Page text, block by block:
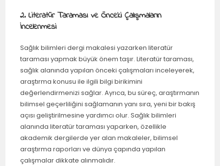
2. Literatür Taraması ve Önceki Çalışmaların
İncelenmesi
Sağlık bilimleri dergi makalesi yazarken literatür
taraması yapmak büyük önem taşır. Literatür taraması,
sağlık alanında yapılan önceki çalışmaları inceleyerek,
araştırma konusu ile ilgili bilgi birikimini
değerlendirmenizi sağlar. Ayrıca, bu süreç, araştırmanın
bilimsel geçerliliğini sağlamanın yanı sıra, yeni bir bakış
açısı geliştirilmesine yardımcı olur. Sağlık bilimleri
alanında literatür taraması yaparken, özellikle
akademik dergilerde yer alan makaleler, bilimsel
araştırma raporları ve dünya çapında yapılan
çalışmalar dikkate alınmalıdır.